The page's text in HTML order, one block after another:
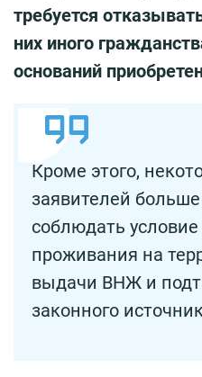
требуется
них иного
оснований
Кроме этого,
заявителей
соблюдать
проживания на
выдачи ВНЖ и
законного